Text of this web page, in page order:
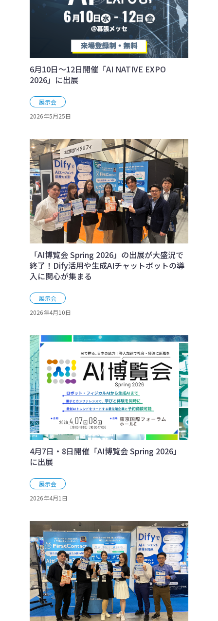
6月10日～12日開催「AI NATIVE EXPO
2026」に出展
展示会
2026年5月25日
「AI博覧会 Spring 2026」の出展が大盛況で
終了！Dify活用や生成AIチャットボットの導
入に関心が集まる
展示会
2026年4月10日
4月7日・8日開催「AI博覧会 Spring 2026」
に出展
展示会
2026年4月1日